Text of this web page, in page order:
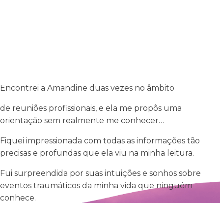
Encontrei a Amandine duas vezes no âmbito
de reuniões profissionais, e ela me propôs uma
orientação sem realmente me conhecer…
Fiquei impressionada com todas as informações tão
precisas e profundas que ela viu na minha leitura.
Fui surpreendida por suas intuições e sonhos sobre
eventos traumáticos da minha vida que ninguém
conhece.